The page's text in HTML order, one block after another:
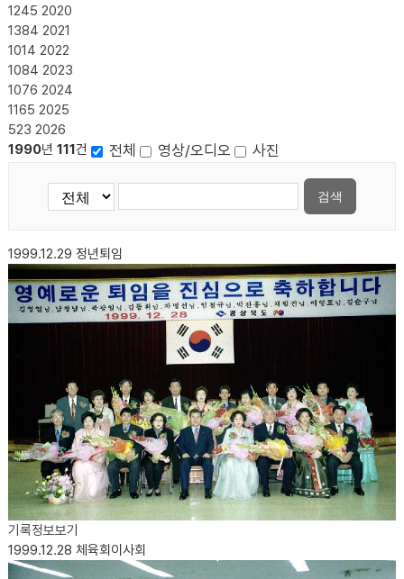
1245 2020
1384 2021
1014 2022
1084 2023
1076 2024
1165 2025
523 2026
1990년 111 건 전체 영상/오디오 사진
검색
1999.12.29 정년퇴임
기록정보보기
1999.12.28 체육회이사회